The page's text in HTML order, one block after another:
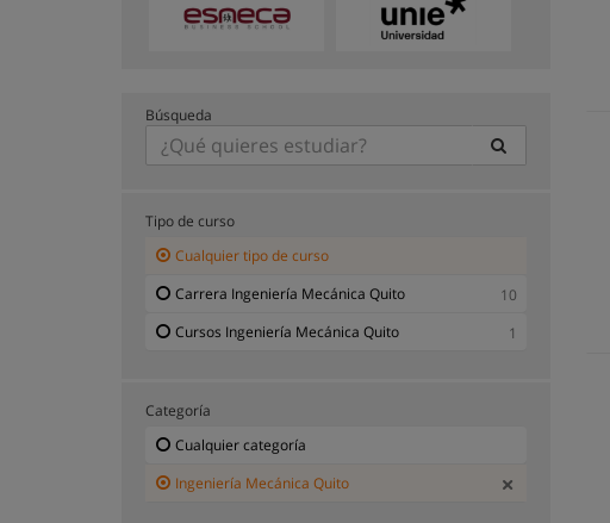
Búsqueda
Tipo de curso
Cualquier tipo de curso
Carrera Ingeniería Mecánica Quito
10
Cursos Ingeniería Mecánica Quito
1
Categoría
Cualquier categoría
Ingeniería Mecánica Quito